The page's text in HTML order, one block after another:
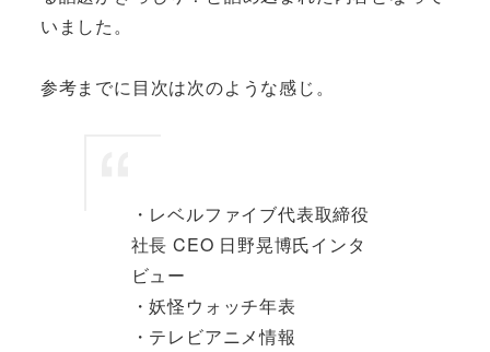
いました。
参考までに目次は次のような感じ。
・レベルファイブ代表取締役
社長 CEO 日野晃博氏インタ
ビュー
・妖怪ウォッチ年表
・テレビアニメ情報